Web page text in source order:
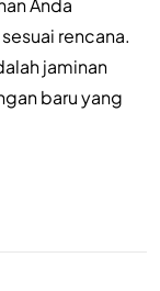
rencana.
jaminan
baru yang